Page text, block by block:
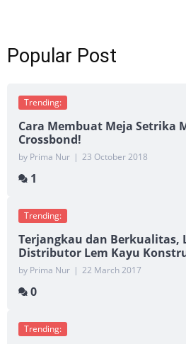
Popular Post
Trending:
Cara Membuat Meja Setrika
Crossbond!
by Prima Nur | 23 October 2018
1
Trending:
Terjangkau dan Berkualitas,
Distributor Lem Kayu
by Prima Nur | 22 March 2017
0
Trending: